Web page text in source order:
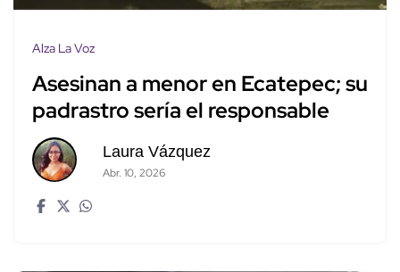
Alza La Voz
Asesinan a menor en Ecatepec; su
padrastro sería el responsable
Laura Vázquez
Abr. 10, 2026